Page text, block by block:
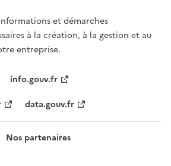
et démarches
à la création, à la gestion et au
entreprise.
info.gouv.fr
data.gouv.fr
Nos partenaires